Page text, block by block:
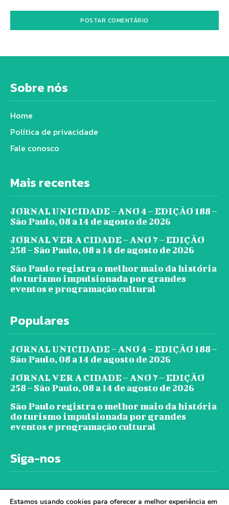
Sobre nós
Home
Política de privacidade
Fale conosco
Mais recentes
JORNAL UNICIDADE – ANO 4 – EDIÇÃO 188 –
São Paulo, 08 a 14 de agosto de 2026
JORNAL VER A CIDADE – ANO 7 – EDIÇÃO
258 – São Paulo, 08 a 14 de agosto de 2026
São Paulo registra o melhor maio da história
do turismo impulsionada por grandes
eventos e programação cultural
Populares
JORNAL UNICIDADE – ANO 4 – EDIÇÃO 188 –
São Paulo, 08 a 14 de agosto de 2026
JORNAL VER A CIDADE – ANO 7 – EDIÇÃO
258 – São Paulo, 08 a 14 de agosto de 2026
São Paulo registra o melhor maio da história
do turismo impulsionada por grandes
eventos e programação cultural
Siga-nos
Estamos usando cookies para oferecer a melhor experiência em